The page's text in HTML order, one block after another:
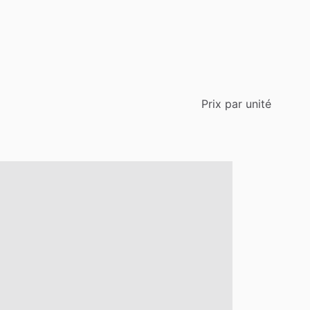
Prix par unité